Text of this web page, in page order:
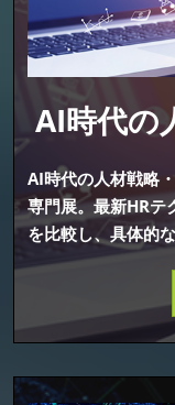
AI時代の
AI時代の人材戦略
専門展。最新HRテ
を比較し、具体的